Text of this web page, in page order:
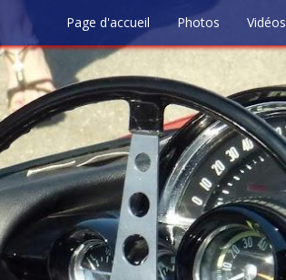
Page d'accueil Photos Vidéos